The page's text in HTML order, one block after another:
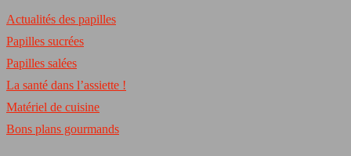
Actualités des papilles
Papilles sucrées
Papilles salées
La santé dans l’assiette !
Matériel de cuisine
Bons plans gourmands